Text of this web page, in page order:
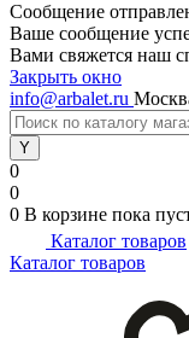
Сообщение
Ваше сообщение
Вами свяжется наш
Закрыть окно
info@arbalet.ru
0
0
0 В корзине пока
Каталог товаров
Каталог товаров